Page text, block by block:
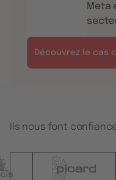
Meta
Découvrez le cas
Ils nous font